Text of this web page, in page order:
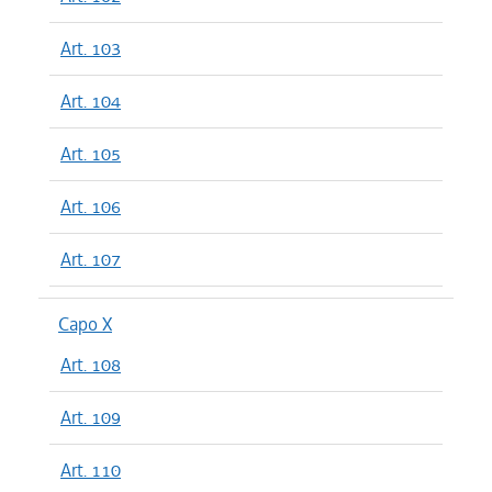
Art. 103
Art. 104
Art. 105
Art. 106
Art. 107
Capo X
Art. 108
Art. 109
Art. 110